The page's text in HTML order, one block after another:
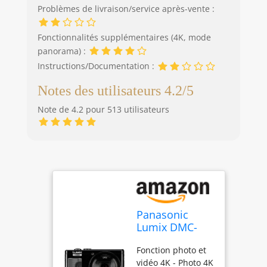
Problèmes de livraison/service après-vente :
Fonctionnalités supplémentaires (4K, mode
panorama) :
Instructions/Documentation :
Notes des utilisateurs 4.2/5
Note de 4.2 pour 513 utilisateurs
Panasonic
Lumix DMC-
Fonction photo et
vidéo 4K - Photo 4K